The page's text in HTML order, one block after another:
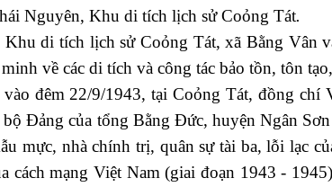
Nguyên, Khu di tích lịch sử Coỏng Tát.
Khu di tích lịch sử Coỏng Tát, xã Bằng Vân
về các di tích và công tác bảo tồn, tôn
vào đêm 22/9/1943, tại Coỏng Tát, đồng
Đảng của tổng Bằng Đức, huyện Ngân
mực, nhà chính trị, quân sự tài ba, lỗi
cách mạng Việt Nam (giai đoạn 1943 -